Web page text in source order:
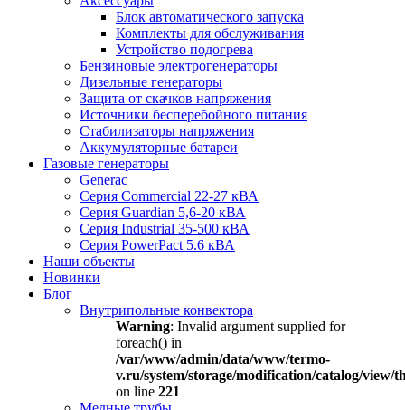
Блок автоматического запуска
Комплекты для обслуживания
Устройство подогрева
Бензиновые электрогенераторы
Дизельные генераторы
Защита от скачков напряжения
Источники бесперебойного питания
Стабилизаторы напряжения
Аккумуляторные батареи
Газовые генераторы
Generac
Серия Commercial 22-27 кВА
Серия Guardian 5,6-20 кВА
Серия Industrial 35-500 кВА
Серия PowerPact 5.6 кВА
Наши объекты
Новинки
Блог
Внутрипольные конвектора
Warning: Invalid argument supplied for
foreach() in
/var/www/admin/data/www/termo-
v.ru/system/storage/modification/catalog/view/
on line 221